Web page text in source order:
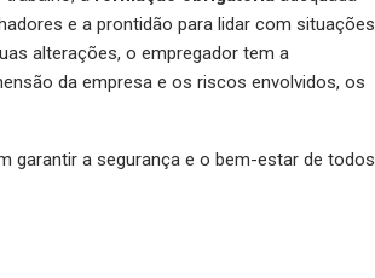
e a prontidão para lidar com situações
alterações, o empregador tem a
da empresa e os riscos envolvidos, os
garantir a segurança e o bem-estar de todos